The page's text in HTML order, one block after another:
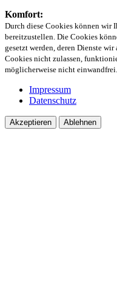
Komfort:
Durch diese Cookies können wir
bereitzustellen. Die Cookies
gesetzt werden, deren Dienste
Cookies nicht zulassen,
möglicherweise nicht einwandfrei.
Impressum
Datenschutz
Akzeptieren Ablehnen